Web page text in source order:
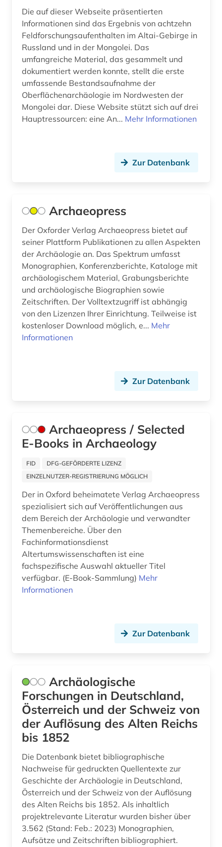
kulturerbe (5)
kulturgeschichte (4)
kulturgut (2)
kulturwissenschaften (6)
kunst (26)
kunstgeschichte (7)
kunstwissenschaft (1)
kurpfalz (1)
künste (1)
künstliche intelligenz (1)
landeskunde (2)
landkreis regensburg (1)
landschaft (2)
lexikon (1)
literatur (6)
literaturwissenschaft (3)
london (2)
luftnachrichtendienst (2)
mainz (1)
maya (1)
medienwissenschaft (1)
medizin (2)
mediävistik (1)
migrationsstudien (1)
militärgeschichte (1)
mishnah (1)
mittel- und neulateinische philologie (2)
Die auf dieser Webseite präsentierten
Informationen sind das Ergebnis von achtzehn
Feldforschungsaufenthalten im Altai-Gebirge in
Russland und in der Mongolei. Das
umfangreiche Material, das gesammelt und
dokumentiert werden konnte, stellt die erste
umfassende Bestandsaufnahme der
Oberflächenarchäologie im Nordwesten der
Mongolei dar. Diese Website stützt sich auf drei
Hauptressourcen: eine An... Mehr Informationen
Zur Datenbank
Archaeopress
Der Oxforder Verlag Archaeopress bietet auf
seiner Plattform Publikationen zu allen Aspekten
der Archäologie an. Das Spektrum umfasst
Monographien, Konferenzberichte, Kataloge mit
archäologischem Material, Grabungsberichte
und archäologische Biographien sowie
Zeitschriften. Der Volltextzugriff ist abhängig
von den Lizenzen Ihrer Einrichtung. Teilweise ist
kostenloser Download möglich, e... Mehr
Informationen
Zur Datenbank
Archaeopress / Selected
E-Books in Archaeology
FID
DFG-GEFÖRDERTE LIZENZ
EINZELNUTZER-REGISTRIERUNG MÖGLICH
Der in Oxford beheimatete Verlag Archaeopress
spezialisiert sich auf Veröffentlichungen aus
dem Bereich der Archäologie und verwandter
Themenbereiche. Über den
Fachinformationsdienst
Altertumswissenschaften ist eine
fachspezifische Auswahl aktueller Titel
verfügbar. (E-Book-Sammlung) Mehr
Informationen
Zur Datenbank
Archäologische
Forschungen in Deutschland,
Österreich und der Schweiz von
der Auflösung des Alten Reichs
bis 1852
Die Datenbank bietet bibliographische
Nachweise für gedruckten Quellentexte zur
Geschichte der Archäologie in Deutschland,
Österreich und der Schweiz von der Auflösung
des Alten Reichs bis 1852. Als inhaltlich
projektrelevante Literatur wurden bisher über
3.562 (Stand: Feb.: 2023) Monographien,
Aufsätze und Zeitschriften bibliographiert.